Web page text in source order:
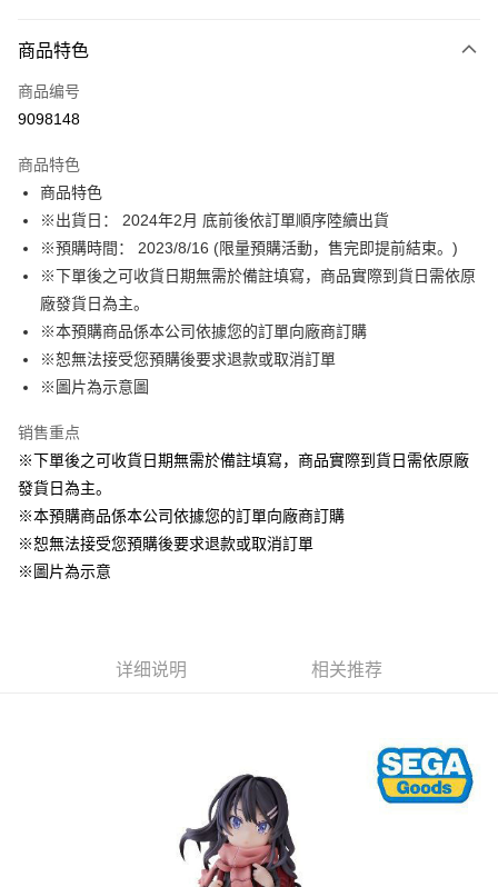
信用卡一次付款
超商取货付款
Apple Pay
悠遊付
Google Pay
ATM付款
货到付款
全家取貨付款
每笔NT$65，满NT$1,300(含以上)免运费
付款後全家取貨
每笔NT$65，满NT$1,300(含以上)免运费
(不開放使用，請勿選取）
每笔NT$100，满NT$1,300(含以上)免运费
宅配-離島(澎湖/金門/馬祖)-木棉花樂園專用
商品特色
商品编号
9098148
商品特色
商品特色
※出貨日： 2024年2月 底前後依訂單順序陸續出貨
※預購時間： 2023/8/16 (限量預購活動，售完即提前結束。)
※下單後之可收貨日期無需於備註填寫，商品實際到貨日需依原
廠發貨日為主。
※本預購商品係本公司依據您的訂單向廠商訂購
※恕無法接受您預購後要求退款或取消訂單
※圖片為示意圖
销售重点
※下單後之可收貨日期無需於備註填寫，商品實際到貨日需依原廠
發貨日為主。
※本預購商品係本公司依據您的訂單向廠商訂購
※恕無法接受您預購後要求退款或取消訂單
※圖片為示意
详细说明 相关推荐